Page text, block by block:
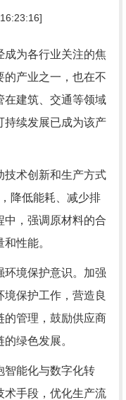
成为各行业关注的焦
的产业之一，也在不
在建筑、交通等领域
持续发展已成为该产
技术创新和生产方式
降低能耗、减少排
中，强调原材料的合
性能。
环境保护意识。加强
保护工作，营造良
的管理，鼓励供应商
绿色发展。
智能化与数字化转
术手段，优化生产流